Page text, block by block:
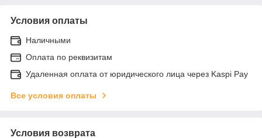
Условия оплаты
Наличными
Оплата по реквизитам
Удаленная оплата от юридического лица через Kaspi Pay
Все условия оплаты
Условия возврата